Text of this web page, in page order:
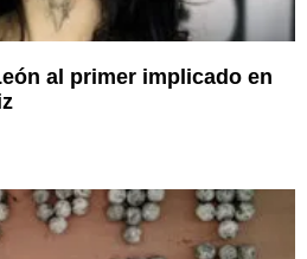
al primer implicado en